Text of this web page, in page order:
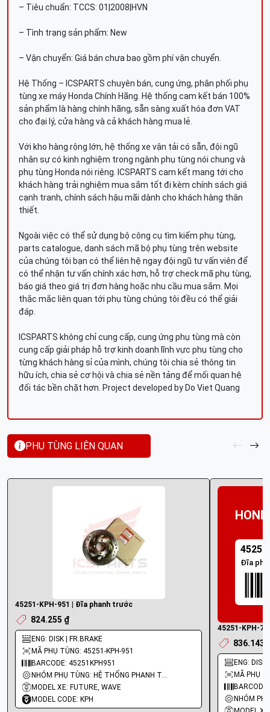
– Tiêu chuẩn: TCCS: 01|2008|HVN
– Tình trạng sản phẩm: New
– Vận chuyển: Giá bán chưa bao gồm phí vận chuyển.
Hệ Thống – ICSPARTS chuyên bán, cung ứng, phân phối phụ
tùng xe máy Honda Chính Hãng. Hệ thống cam kết bán 100%
sản phẩm là hàng chính hãng, sẵn sàng xuất hóa đơn VAT
cho đại lý, cửa hàng và cả khách hàng mua lẻ.
Với kho hàng rộng lớn, hệ thống xe vận tải có sẵn, đội ngũ
nhân sự có kinh nghiệm trong ngành phụ tùng nói chung và
phụ tùng Honda nói riêng. ICSPARTS cam kết mang tới cho
khách hàng trải nghiệm mua sắm tốt đi kèm chính sách giá
cạnh tranh, chính sách hậu mãi dành cho khách hàng thân
thiết.
Ngoài việc có thể sử dụng bộ công cụ tìm kiếm phụ tùng,
parts catalogue, danh sách mã bộ phụ tùng trên website
của chúng tôi bạn có thể liên hệ ngay đội ngũ tư vấn viên để
có thể nhận tư vấn chính xác hơn, hỗ trợ check mã phụ tùng,
báo giá theo giá trị đơn hàng hoặc nhu cầu mua sắm. Mọi
thắc mắc liên quan tới phụ tùng chúng tôi đều có thể giải
đáp.
ICSPARTS không chỉ cung cấp, cung ứng phụ tùng mà còn
cung cấp giải pháp hỗ trợ kinh doanh lĩnh vực phụ tùng cho
từng khách hàng sỉ của mình, chúng tôi chia sẻ thông tin
hữu ích, chia sẻ cơ hội và chia sẻ nền tảng để mối quan hệ
đối tác bền chặt hơn. Project developed by Do Viet Quang
PHỤ TÙNG LIÊN QUAN
45251-KPH-951 | Đĩa phanh trước
824.255 ₫
ENG: DISK | FR.BRAKE
MÃ PHỤ TÙNG: 45251-KPH-951
BARCODE: 45251KPH951
NHÓM PHỤ TÙNG: HỆ THỐNG PHANH TRƯỚC
MODEL XE: FUTURE, WAVE
MODEL CODE: KPH
Đĩa
45251-KPH-
836.143
ENG: DISK
MÃ PHỤ